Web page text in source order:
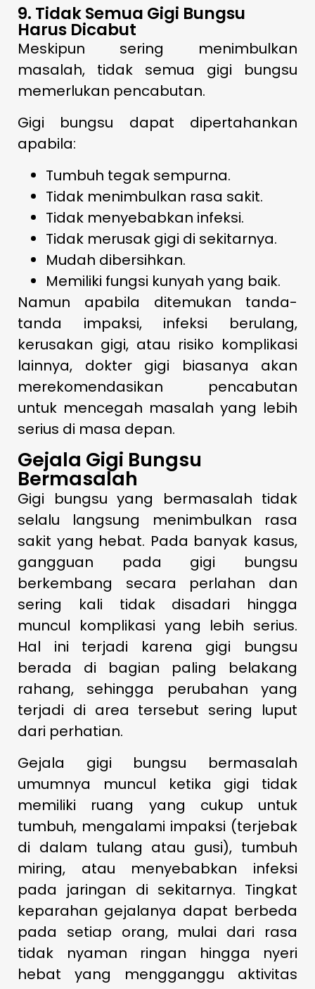
9. Tidak Semua Gigi Bungsu
Harus Dicabut
Meskipun sering menimbulkan
masalah, tidak semua gigi bungsu
memerlukan pencabutan.
Gigi bungsu dapat dipertahankan
apabila:
Tumbuh tegak sempurna.
Tidak menimbulkan rasa sakit.
Tidak menyebabkan infeksi.
Tidak merusak gigi di sekitarnya.
Mudah dibersihkan.
Memiliki fungsi kunyah yang baik.
Namun apabila ditemukan tanda-
tanda impaksi, infeksi berulang,
kerusakan gigi, atau risiko komplikasi
lainnya, dokter gigi biasanya akan
merekomendasikan pencabutan
untuk mencegah masalah yang lebih
serius di masa depan.
Gejala Gigi Bungsu
Bermasalah
Gigi bungsu yang bermasalah tidak
selalu langsung menimbulkan rasa
sakit yang hebat. Pada banyak kasus,
gangguan pada gigi bungsu
berkembang secara perlahan dan
sering kali tidak disadari hingga
muncul komplikasi yang lebih serius.
Hal ini terjadi karena gigi bungsu
berada di bagian paling belakang
rahang, sehingga perubahan yang
terjadi di area tersebut sering luput
dari perhatian.
Gejala gigi bungsu bermasalah
umumnya muncul ketika gigi tidak
memiliki ruang yang cukup untuk
tumbuh, mengalami impaksi (terjebak
di dalam tulang atau gusi), tumbuh
miring, atau menyebabkan infeksi
pada jaringan di sekitarnya. Tingkat
keparahan gejalanya dapat berbeda
pada setiap orang, mulai dari rasa
tidak nyaman ringan hingga nyeri
hebat yang mengganggu aktivitas